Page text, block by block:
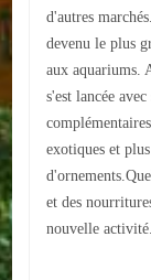
ACTUALITÉS
ECOLES
Ecole publique
Ecole privée
ASSOCIATIONS
d'autres
devenu le plus
aux aquariums.
s'est lancée
exotiques et
et des
nouvelle activité.